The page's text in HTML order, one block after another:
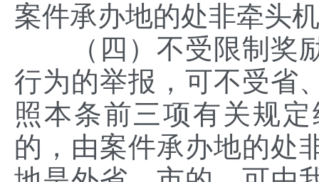
案件承办地的处非牵头
（四）不受限制奖励
行为的举报，可不受省
照本条前三项有关规
的，由案件承办地的处